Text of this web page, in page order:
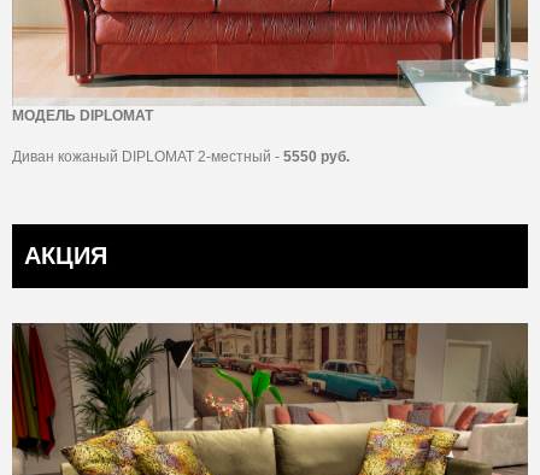
МОДЕЛЬ DIPLOMAT
Диван кожаный DIPLOMAT 2-местный - 5550 руб.
АКЦИЯ